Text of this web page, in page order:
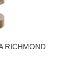
RICHMOND